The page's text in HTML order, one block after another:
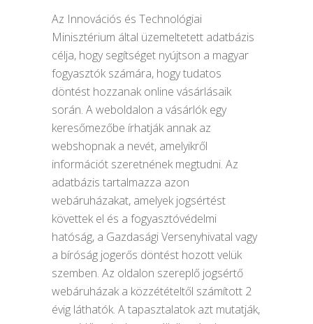
Az Innovációs és Technológiai
Minisztérium által üzemeltetett adatbázis
célja, hogy segítséget nyújtson a magyar
fogyasztók számára, hogy tudatos
döntést hozzanak online vásárlásaik
során. A weboldalon a vásárlók egy
keresőmezőbe írhatják annak az
webshopnak a nevét, amelyikről
információt szeretnének megtudni. Az
adatbázis tartalmazza azon
webáruházakat, amelyek jogsértést
követtek el és a fogyasztóvédelmi
hatóság, a Gazdasági Versenyhivatal vagy
a bíróság jogerős döntést hozott velük
szemben. Az oldalon szereplő jogsértő
webáruházak a közzétételtől számított 2
évig láthatók. A tapasztalatok azt mutatják,